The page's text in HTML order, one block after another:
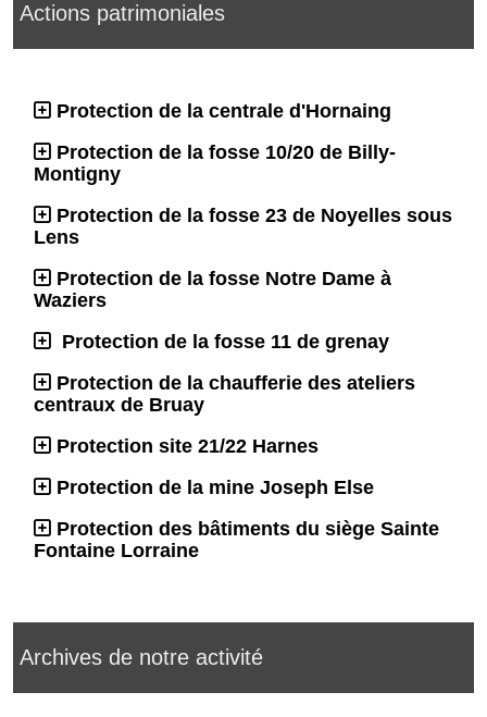
Actions patrimoniales
Protection de la centrale d'Hornaing
Protection de la fosse 10/20 de Billy-
Montigny
Protection de la fosse 23 de Noyelles sous
Lens
Protection de la fosse Notre Dame à
Waziers
Protection de la fosse 11 de grenay
Protection de la chaufferie des ateliers
centraux de Bruay
Protection site 21/22 Harnes
Protection de la mine Joseph Else
Protection des bâtiments du siège Sainte
Fontaine Lorraine
Archives de notre activité